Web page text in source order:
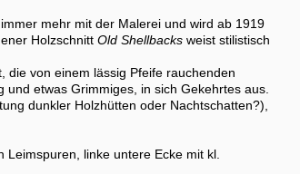
mehr mit der Malerei und wird ab 1919
Holzschnitt Old Shellbacksweist stilistisch
die von einem lässig Pfeife rauchenden
etwas Grimmiges, in sich Gekehrtes aus.
dunkler Holzhütten oder Nachtschatten?),
Leimspuren, linke untere Ecke mit kl.